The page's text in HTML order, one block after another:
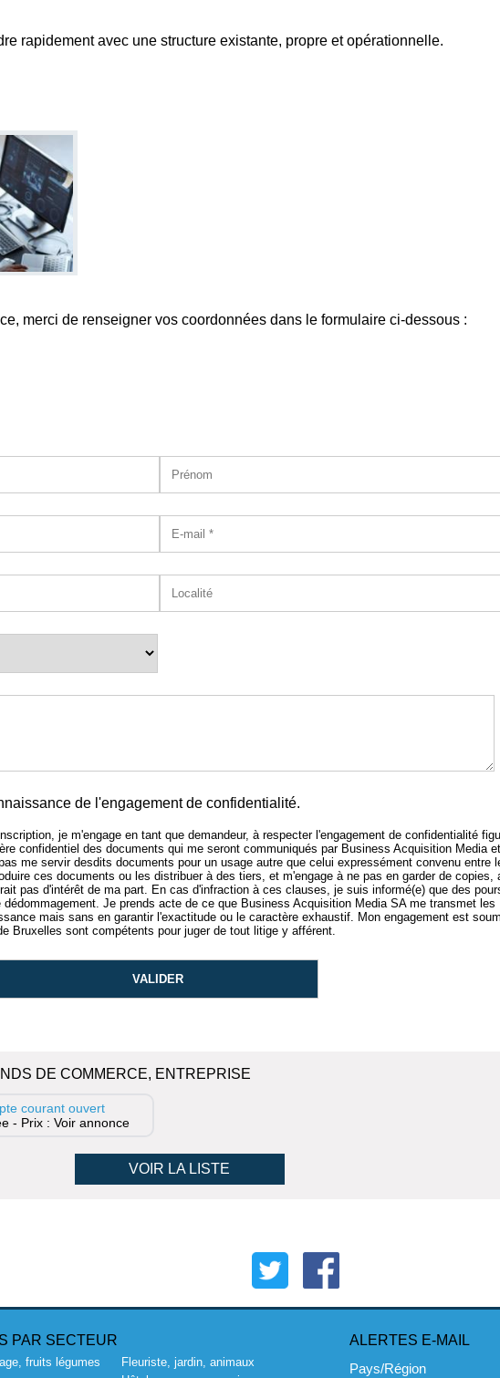
rapidement avec une structure existante, propre et opérationnelle.
merci de renseigner vos coordonnées dans le formulaire ci-dessous :
de l'engagement de confidentialité.
je m'engage en tant que demandeur, à respecter l'engagement de confidentialité
confidentiel des documents qui me seront communiqués par Business Acquisition Media et
me servir desdits documents pour un usage autre que celui expressément convenu entre
ces documents ou les distribuer à des tiers, et m'engage à ne pas en garder de copies,
pas d'intérêt de ma part. En cas d'infraction à ces clauses, je suis informé(e) que des
Je prends acte de ce que Business Acquisition Media SA me transmet les
mais sans en garantir l'exactitude ou le caractère exhaustif. Mon engagement est
Bruxelles sont compétents pour juger de tout litige y afférent.
DE COMMERCE, ENTREPRISE
courant ouvert
- Prix : Voir annonce
VOIR LA LISTE
PAR SECTEUR
fruits légumes
Fleuriste, jardin, animaux
ALERTES E-MAIL
Pays/Région